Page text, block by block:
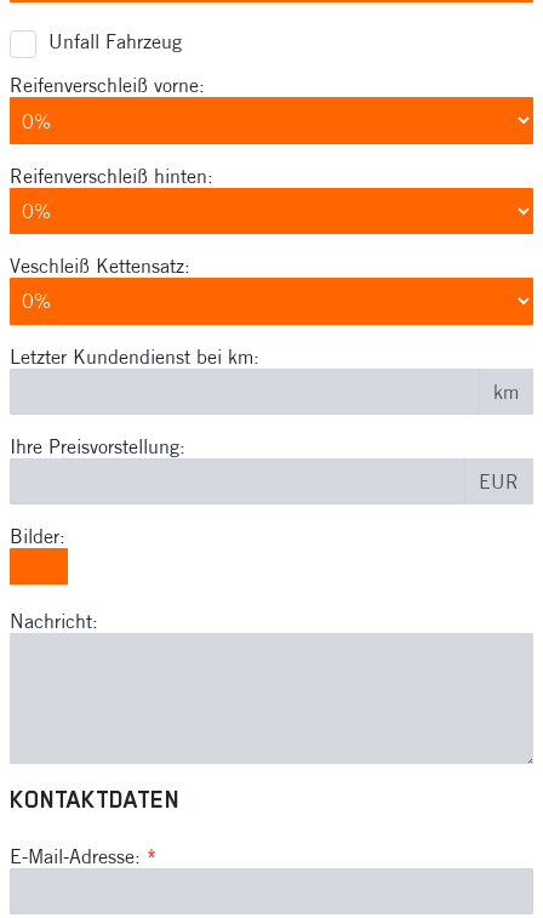
Unfall Fahrzeug
Reifenverschleiß vorne:
Reifenverschleiß hinten:
Veschleiß Kettensatz:
Letzter Kundendienst bei km:
km
Ihre Preisvorstellung:
EUR
Bilder:
Nachricht:
KONTAKTDATEN
E-Mail-Adresse: *